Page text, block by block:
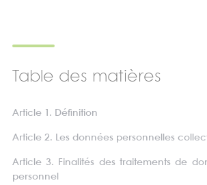
Table des matières
Article 1. Définition
Article 2. Les données personnelles
Article 3. Finalités des traitements de
personnel